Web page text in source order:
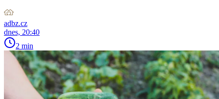
adbz.cz
dnes, 20:40
2 min